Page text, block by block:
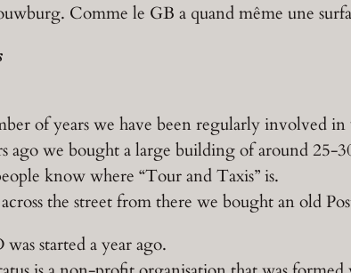
Comme le GB a quand même une
of years we have been regularly involved
ago we bought a large building of around 25-
know where “Tour and Taxis” is.
the street from there we bought an old
started a year ago.